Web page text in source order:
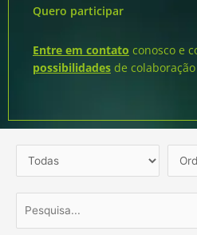
Quero participar
Entre em contato conosco e
possibilidades de colaboração